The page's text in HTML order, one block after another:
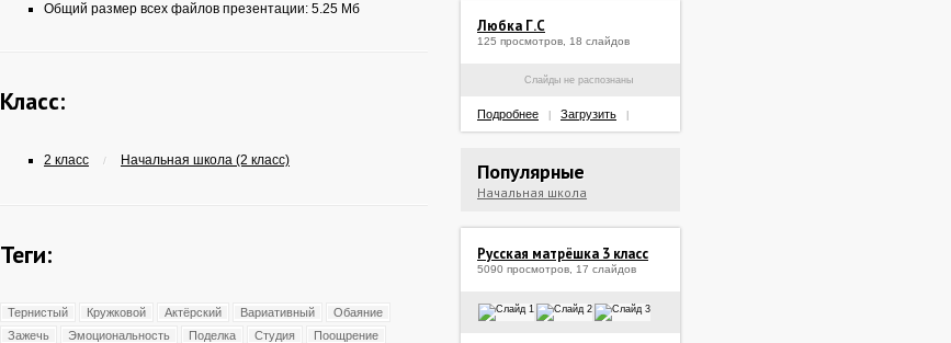
Общий размер всех файлов презентации: 5.25 Мб
Класс:
2 класс / Начальная школа (2 класс)
Теги:
Тернистый Кружковой Актёрский Вариативный
Обаяние
Зажечь
Эмоциональность Поделка Студия
Поощрение
Любка Г.С
125 просмотров, 18 слайдов
Слайды не распознаны
Подробнее Загрузить
Популярные
Начальная школа
Русская матрёшка 3 класс
5090 просмотров, 17 слайдов